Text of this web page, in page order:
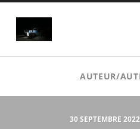
pilyser
AUTEUR/
30 SEPTEMBRE 2022